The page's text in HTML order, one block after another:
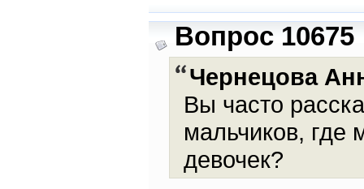
Вопрос 10675
Чернецова
Вы часто
мальчиков,
девочек?